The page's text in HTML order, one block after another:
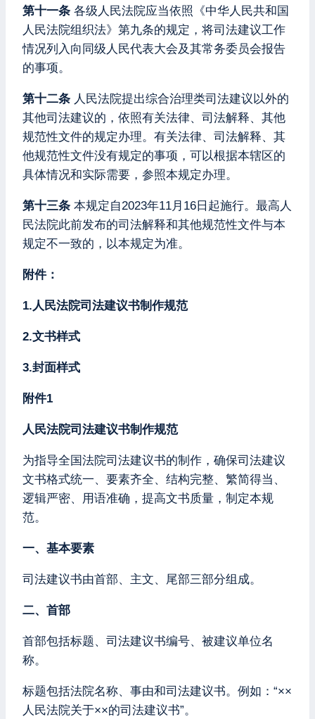
第十一条 各级人民法院应当依照《中华人民共和国
人民法院组织法》第九条的规定，将司法建议工作
情况列入向同级人民代表大会及其常务委员会报告
的事项。
第十二条 人民法院提出综合治理类司法建议以外的
其他司法建议的，依照有关法律、司法解释、其他
规范性文件的规定办理。有关法律、司法解释、其
他规范性文件没有规定的事项，可以根据本辖区的
具体情况和实际需要，参照本规定办理。
第十三条 本规定自2023年11月16日起施行。最高人
民法院此前发布的司法解释和其他规范性文件与本
规定不一致的，以本规定为准。
附件：
1.人民法院司法建议书制作规范
2.文书样式
3.封面样式
附件1
人民法院司法建议书制作规范
为指导全国法院司法建议书的制作，确保司法建议
文书格式统一、要素齐全、结构完整、繁简得当、
逻辑严密、用语准确，提高文书质量，制定本规
范。
一、基本要素
司法建议书由首部、主文、尾部三部分组成。
二、首部
首部包括标题、司法建议书编号、被建议单位名
称。
标题包括法院名称、事由和司法建议书。例如：“××
人民法院关于××的司法建议书”。